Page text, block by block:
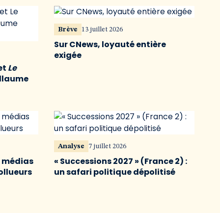
Le
Brève 13 juillet 2026
Sur CNews, loyauté entière
exigée
médias
Analyse 7 juillet 2026
« Successions 2027 » (France 2) :
un safari politique dépolitisé